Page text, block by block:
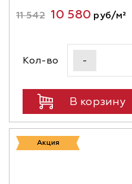
11 542 10 580 руб/м²
Кол-во -
В корзину
Акция